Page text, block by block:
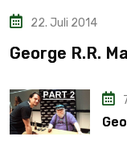
22. Juli 2014
George R.R.